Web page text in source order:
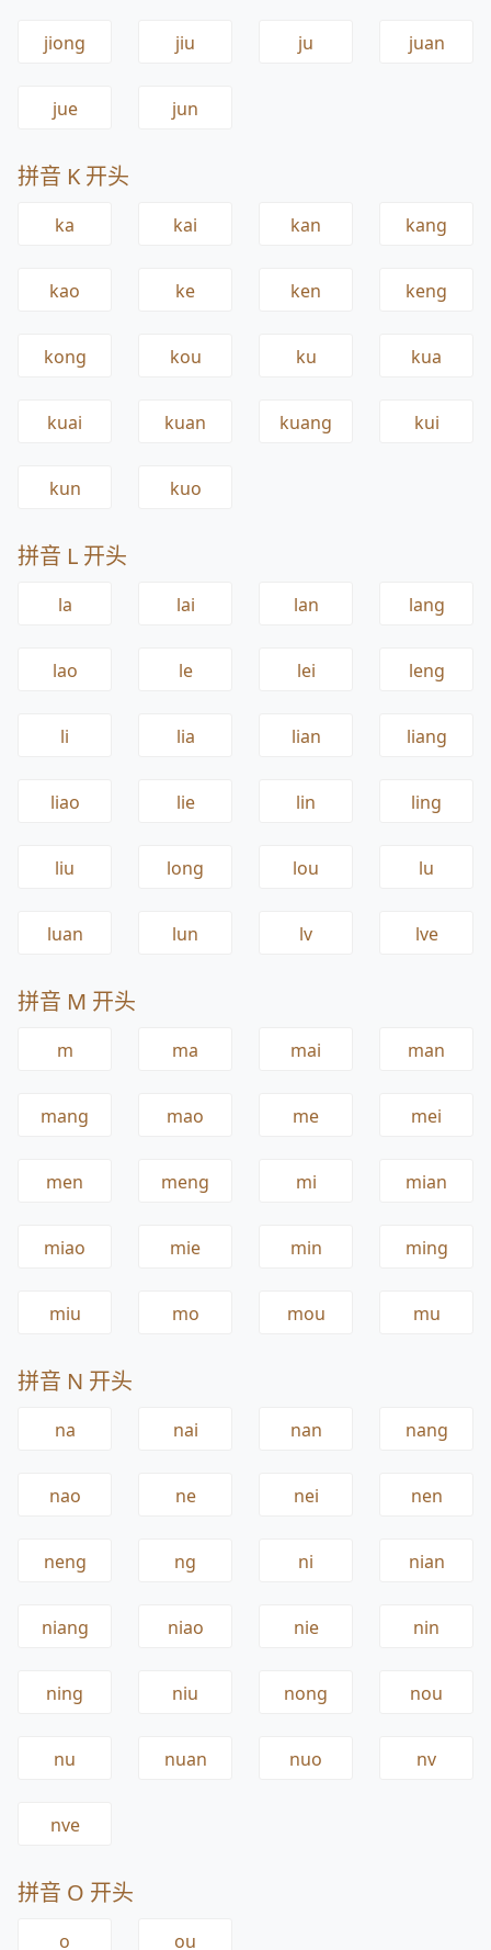
jiong jiu ju juan
jue jun
拼音 K 开头
ka kai kan kang
kao ke ken keng
kong kou ku kua
kuai kuan kuang kui
kun kuo
拼音 L 开头
la lai lan lang
lao le lei leng
li lia lian liang
liao lie lin ling
liu long lou lu
luan lun lv lve
拼音 M 开头
m ma mai man
mang mao me mei
men meng mi mian
miao mie min ming
miu mo mou mu
拼音 N 开头
na nai nan nang
nao ne nei nen
neng ng ni nian
niang niao nie nin
ning niu nong nou
nu nuan nuo nv
nve
拼音 O 开头
o ou